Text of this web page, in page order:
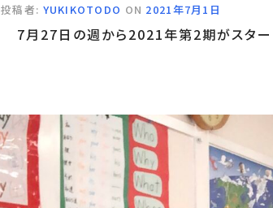
投稿者: YUKIKOTODO ON 2021年7月1日
7月27日の週から2021年第2期がスタ